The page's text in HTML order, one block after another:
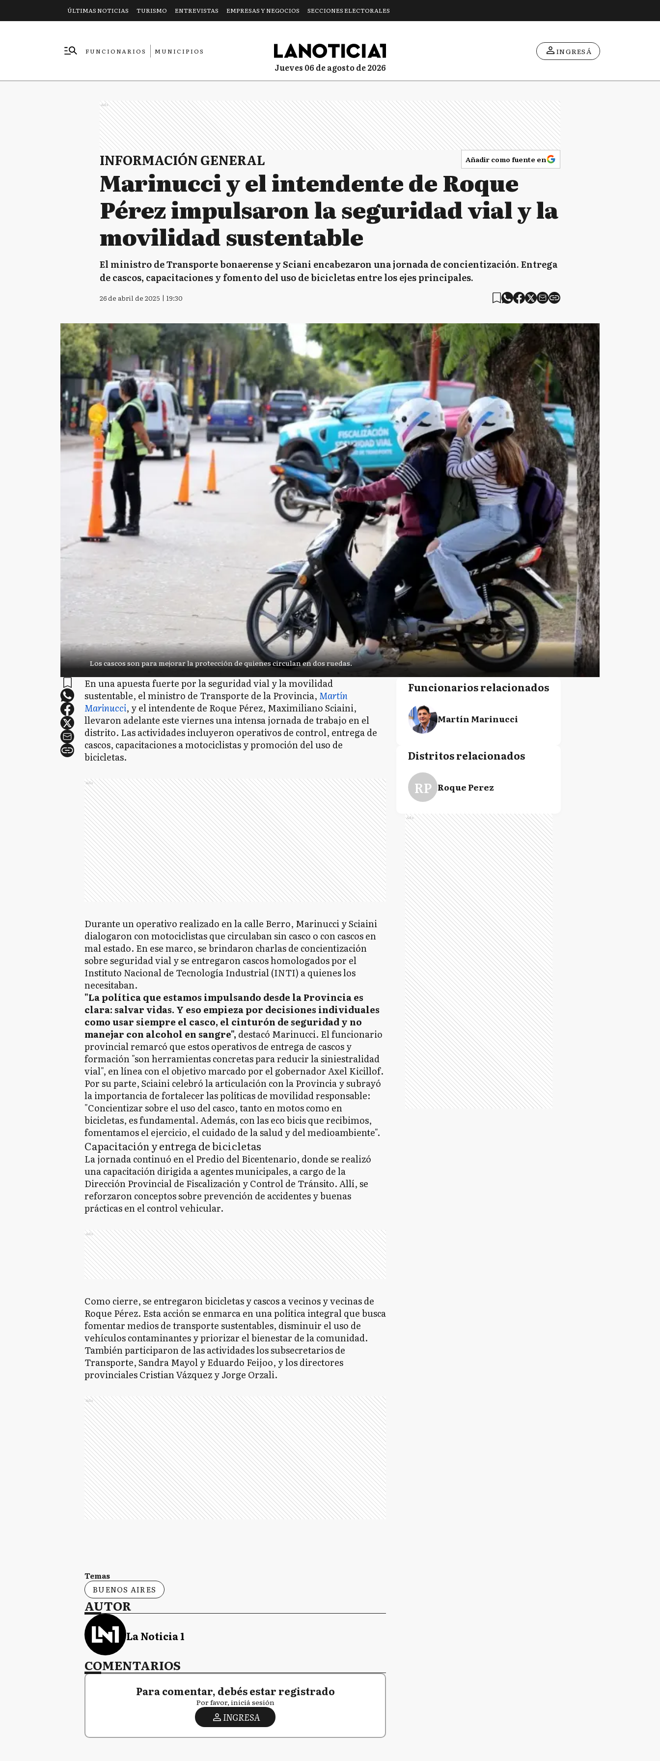
ÚLTIMAS NOTICIAS TURISMO ENTREVISTAS EMPRESAS Y NEGOCIOS SECCIONES ELECTORALES
FUNCIONARIOS
MUNICIPIOS
jueves 06 de agosto de 2026
INGRESÁ
Ads
INFORMACIÓN GENERAL Añadir como fuente en
Marinucci y el intendente de Roque
Pérez impulsaron la seguridad vial y la
movilidad sustentable
El ministro de Transporte bonaerense y Sciani encabezaron una jornada de concientización. Entrega
de cascos, capacitaciones y fomento del uso de bicicletas entre los ejes principales.
26 de abril de 2025 | 19:30
Los cascos son para mejorar la protección de quienes circulan en dos ruedas.
En una apuesta fuerte por la seguridad vial y la movilidad
sustentable, el ministro de Transporte de la Provincia, Martín
Marinucci, y el intendente de Roque Pérez, Maximiliano Sciaini,
llevaron adelante este viernes una intensa jornada de trabajo en el
distrito. Las actividades incluyeron operativos de control, entrega de
cascos, capacitaciones a motociclistas y promoción del uso de
bicicletas.
Ads
Durante un operativo realizado en la calle Berro, Marinucci y Sciaini
dialogaron con motociclistas que circulaban sin casco o con cascos en
mal estado. En ese marco, se brindaron charlas de concientización
sobre seguridad vial y se entregaron cascos homologados por el
Instituto Nacional de Tecnología Industrial (INTI) a quienes los
necesitaban.
"La política que estamos impulsando desde la Provincia es
clara: salvar vidas. Y eso empieza por decisiones individuales
como usar siempre el casco, el cinturón de seguridad y no
manejar con alcohol en sangre", destacó Marinucci. El funcionario
provincial remarcó que estos operativos de entrega de cascos y
formación "son herramientas concretas para reducir la siniestralidad
vial", en línea con el objetivo marcado por el gobernador Axel Kicillof.
Por su parte, Sciaini celebró la articulación con la Provincia y subrayó
la importancia de fortalecer las políticas de movilidad responsable:
"Concientizar sobre el uso del casco, tanto en motos como en
bicicletas, es fundamental. Además, con las eco bicis que recibimos,
fomentamos el ejercicio, el cuidado de la salud y del medioambiente".
Capacitación y entrega de bicicletas
La jornada continuó en el Predio del Bicentenario, donde se realizó
una capacitación dirigida a agentes municipales, a cargo de la
Dirección Provincial de Fiscalización y Control de Tránsito. Allí, se
reforzaron conceptos sobre prevención de accidentes y buenas
prácticas en el control vehicular.
Ads
Como cierre, se entregaron bicicletas y cascos a vecinos y vecinas de
Roque Pérez. Esta acción se enmarca en una política integral que busca
fomentar medios de transporte sustentables, disminuir el uso de
vehículos contaminantes y priorizar el bienestar de la comunidad.
También participaron de las actividades los subsecretarios de
Transporte, Sandra Mayol y Eduardo Feijoo, y los directores
provinciales Cristian Vázquez y Jorge Orzali.
Ads
Temas
BUENOS AIRES
AUTOR
La Noticia 1
COMENTARIOS
Para comentar, debés estar registrado
Por favor, iniciá sesión
INGRESA
Funcionarios relacionados
Martín Marinucci
Distritos relacionados
RP Roque Perez
Ads